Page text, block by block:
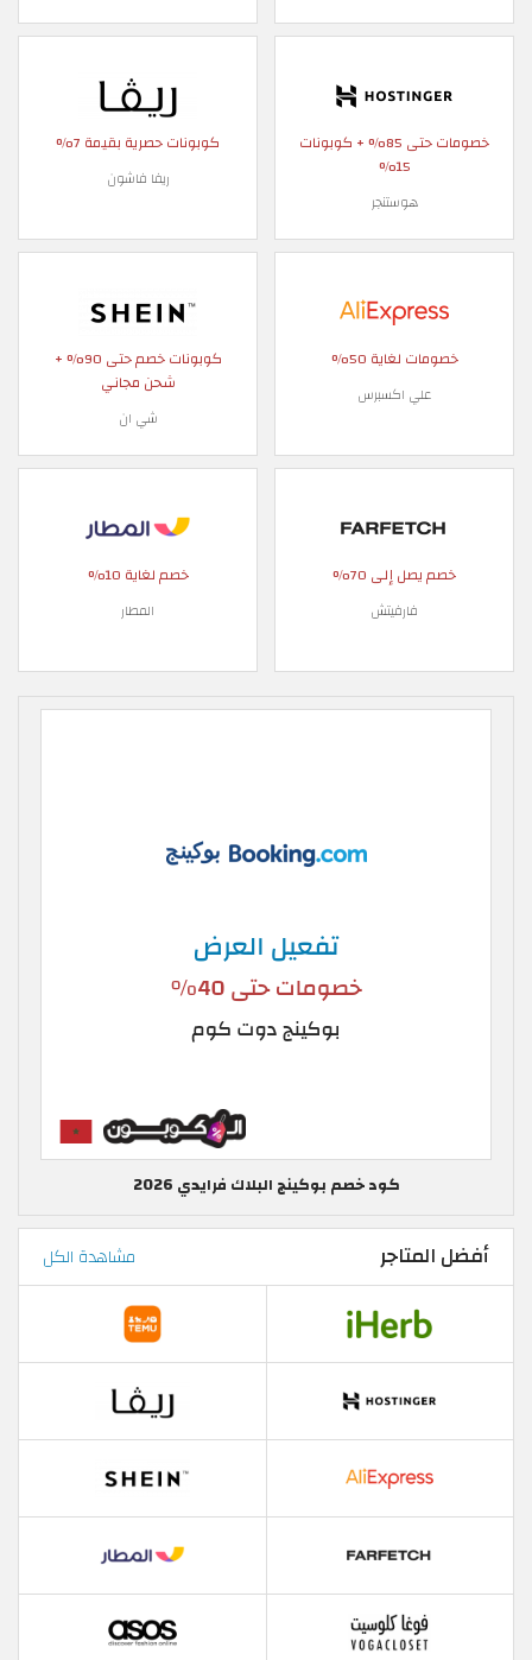
خصومات حتى 85% + كوبونات
15%
هوستنجر
كوبونات حصرية بقيمة 7%
ريفا فاشون
خصومات لغاية 50%
علي اكسبرس
كوبونات خصم حتى 90% +
شحن مجاني
شي ان
خصم يصل إلى 70%
فارفيتش
خصم لغاية 10%
المطار
كود خصم بوكينج البلاك فرايدي 2026
أفضل المتاجر مشاهدة الكل